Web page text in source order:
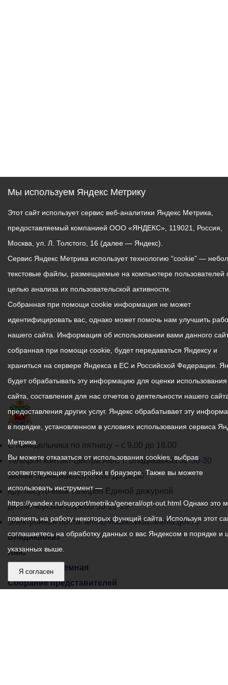
График
работы
администрации
местного
самоуправления
города
Владикавказ:
С понедельника по пятницу – с 9.00 до 18.00
Телефон контакт-центра АМС г. Владикавказ30-30-30
звонки принимаются с 9:00 до 18:00
Круглосуточный телефон Единой дежурной
диспетчерской службы53-19-19
Электронная почта:ams@vladikavkaz.alania.gov.ru
Владикавказ
АМС
Интернет приемная
Собрание представителей
Мы используем Яндекс Метрику
Этот сайт использует сервис веб-аналитики Яндекс Метрика,
предоставляемый компанией ООО «ЯНДЕКС», 119021, Россия,
Москва, ул. Л. Толстого, 16 (далее — Яндекс).
Сервис Яндекс Метрика использует технологию “cookie” —
текстовые файлы, размещаемые на компьютере пользователей
целью анализа их пользовательской активности.
Собранная при помощи cookie информация не может
идентифицировать вас, однако может помочь нам улучшить
нашего сайта. Информация об использовании вами данного
собранная при помощи cookie, будет передаваться Яндексу и
храниться на сервере Яндекса в ЕС и Российской Федерации.
будет обрабатывать эту информацию для оценки
сайта, составления для нас отчетов о деятельности нашего
предоставления других услуг. Яндекс обрабатывает эту
в порядке, установленном в условиях использования сервиса
Метрика.
Вы можете отказаться от использования cookies, выбрав
соответствующие настройки в браузере. Также вы можете
использовать инструмент —
https://yandex.ru/support/metrika/general/opt-out.html Однако это
повлиять на работу некоторых функций сайта. Используя этот
соглашаетесь на обработку данных о вас Яндексом в порядке и
указанных выше.
Я согласен